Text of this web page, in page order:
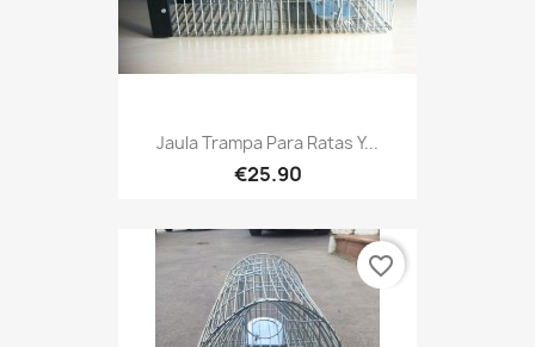
Jaula Trampa Para Ratas Y...
€25.90
favorite_border